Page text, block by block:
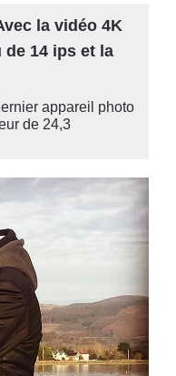
la vidéo 4K
de 14 ips et la
appareil photo
de 24,3